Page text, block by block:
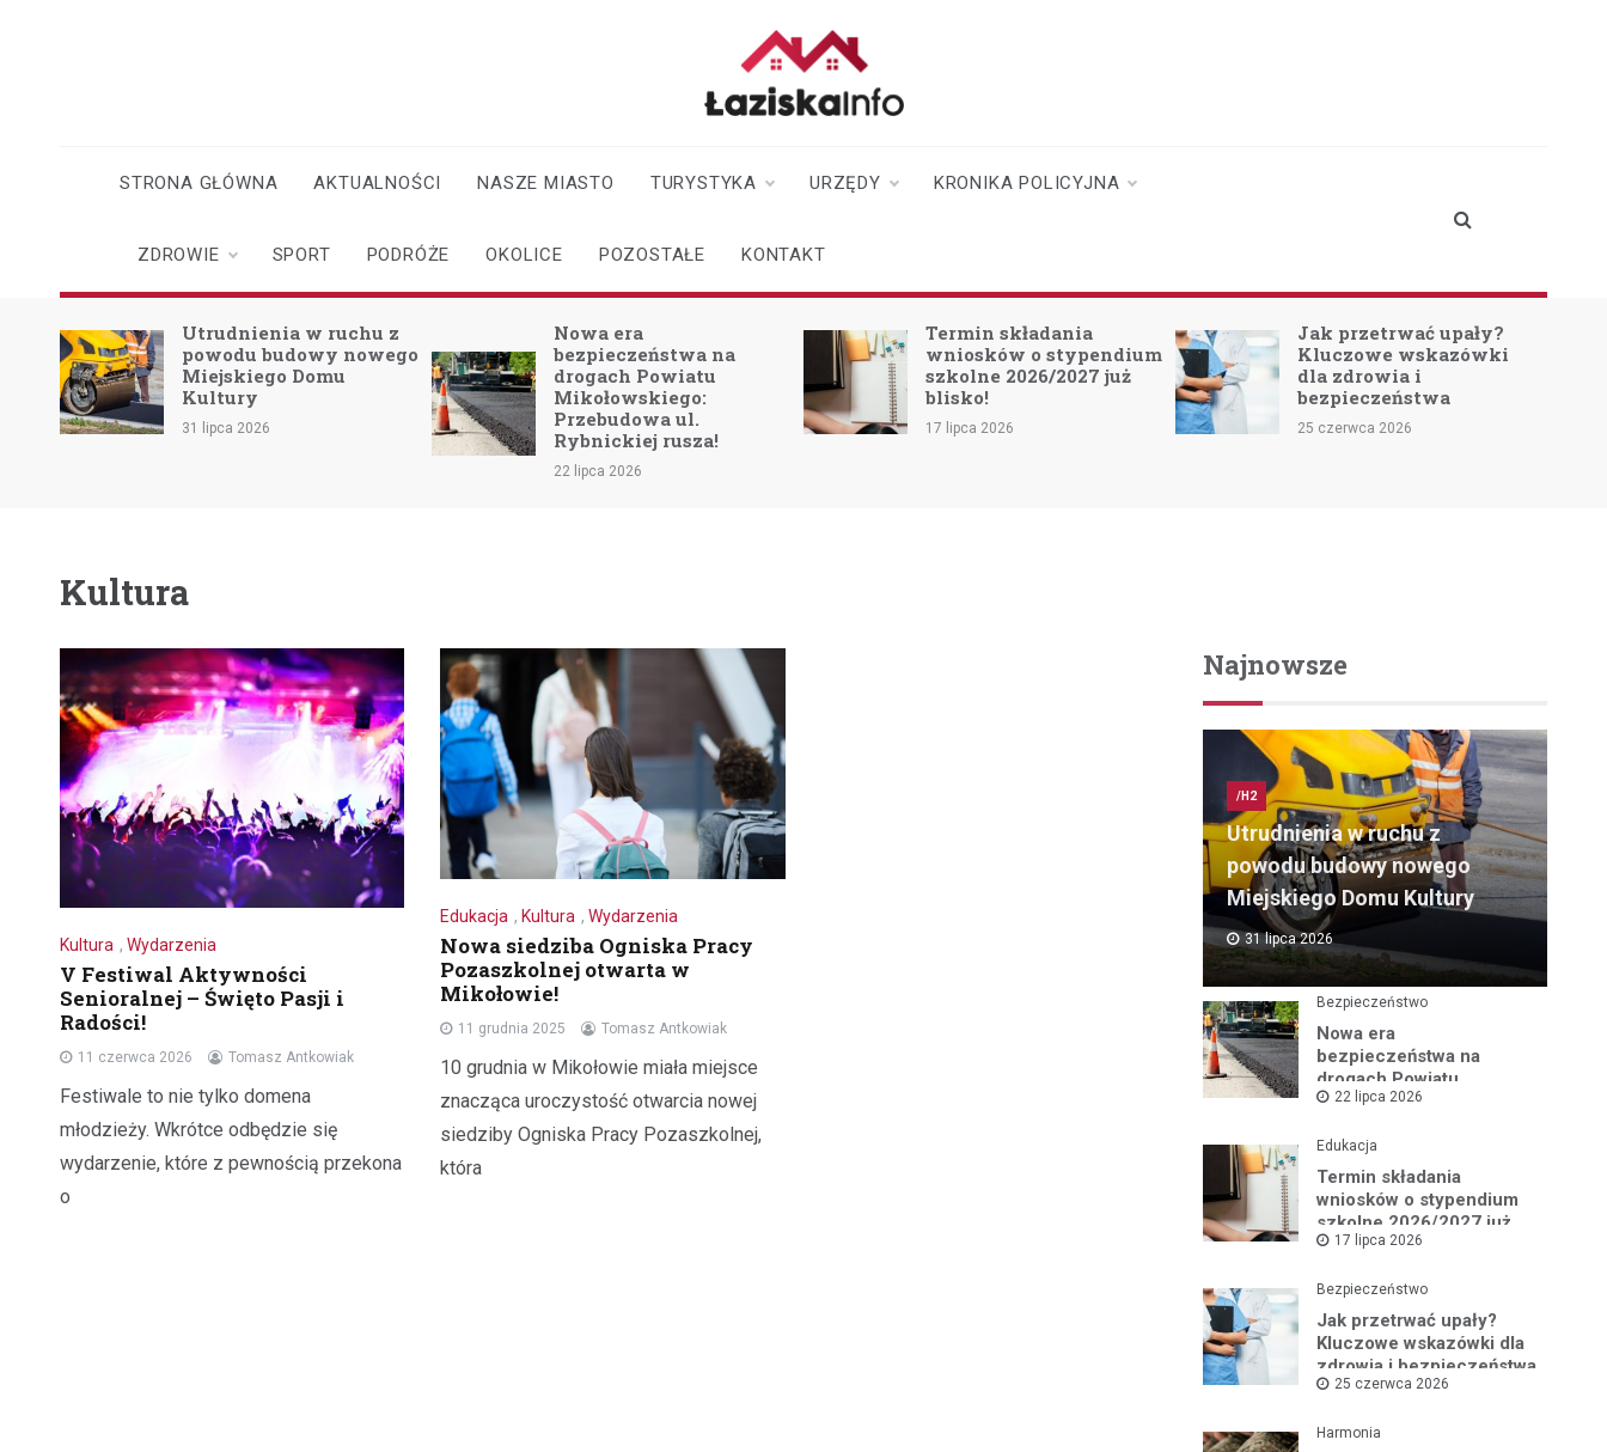
STRONA GŁÓWNA AKTUALNOŚCI NASZE MIASTO TURYSTYKA URZĘDY KRONIKA POLICYJNA
ZDROWIE SPORT PODRÓŻE OKOLICE POZOSTAŁE KONTAKT
Utrudnienia w ruchu z
powodu budowy nowego
Miejskiego Domu
Kultury
31 lipca 2026
Nowa era
bezpieczeństwa na
drogach Powiatu
Mikołowskiego:
Przebudowa ul.
Rybnickiej rusza!
22 lipca 2026
Termin składania
wniosków o stypendium
szkolne 2026/2027 już
blisko!
17 lipca 2026
Jak przetrwać upały?
Kluczowe wskazówki
dla zdrowia i
bezpieczeństwa
25 czerwca 2026
Kultura
Kultura , Wydarzenia
V Festiwal Aktywności
Senioralnej – Święto Pasji i
Radości!
11 czerwca 2026 Tomasz Antkowiak
Festiwale to nie tylko domena
młodzieży. Wkrótce odbędzie się
wydarzenie, które z pewnością przekona
o
Edukacja , Kultura ,Wydarzenia
Nowa siedziba Ogniska Pracy
Pozaszkolnej otwarta w
Mikołowie!
11 grudnia 2025 Tomasz Antkowiak
10 grudnia w Mikołowie miała miejsce
znacząca uroczystość otwarcia nowej
siedziby Ogniska Pracy Pozaszkolnej,
która
Najnowsze
/H2
Utrudnienia w ruchu z
powodu budowy nowego
Miejskiego Domu Kultury
31 lipca 2026
Bezpieczeństwo
Nowa era
bezpieczeństwa na
drogach Powiatu
Mikołowskiego:
Rybnickiej rusza!
22 lipca 2026
Edukacja
Termin składania
wniosków o stypendium
szkolne 2026/2027 już
blisko!
17 lipca 2026
Bezpieczeństwo
Jak przetrwać upały?
Kluczowe wskazówki dla
zdrowia i bezpieczeństwa
25 czerwca 2026
Harmonia